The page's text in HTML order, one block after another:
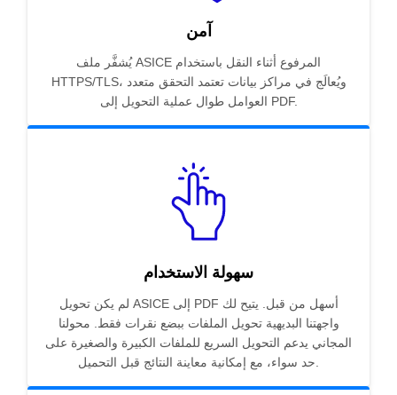
آمن
يُشفَّر ملف ASICE المرفوع أثناء النقل باستخدام
HTTPS/TLS، ويُعالَج في مراكز بيانات تعتمد التحقق متعدد
العوامل طوال عملية التحويل إلى PDF.
سهولة الاستخدام
لم يكن تحويل ASICE إلى PDF أسهل من قبل. يتيح لك
واجهتنا البديهية تحويل الملفات ببضع نقرات فقط. محولنا
المجاني يدعم التحويل السريع للملفات الكبيرة والصغيرة على